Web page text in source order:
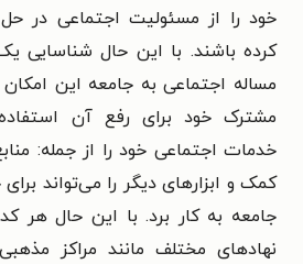
خود را از مسئولیت اجتماعی در
کرده باشند. با این حال شناسایی
مساله اجتماعی به جامعه این
مشترک خود برای رفع آن
خدمات اجتماعی خود را از جمله:
کمک و ابزارهای دیگر را می‌تواند
جامعه به کار برد. با این حال هر
نهادهای مختلف مانند مراکز